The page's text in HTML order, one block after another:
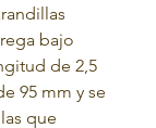
bajo
de 2,5
95 mm y se
que